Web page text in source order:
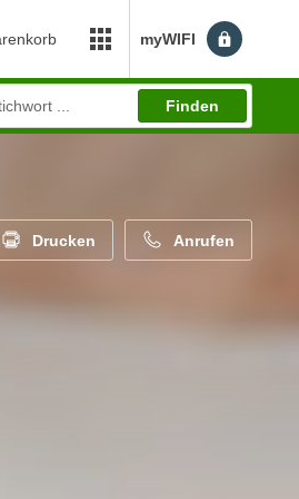
myWIFI Apps öffnen
myWIFI
Finden
Drucken Anrufen